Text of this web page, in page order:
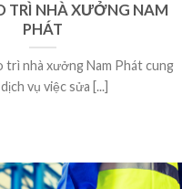
TRÌ NHÀ XƯỞNG NAM
PHÁT
trì nhà xưởng Nam Phát cung
vụ việc sửa [...]